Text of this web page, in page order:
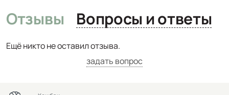
Отзывы Вопросы и ответы
Ещё никто не оставил отзыва.
задать вопрос